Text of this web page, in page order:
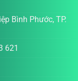
Bình Phước, TP.
621